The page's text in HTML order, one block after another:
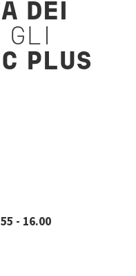
DEI
GLI
PLUS
- 16.00